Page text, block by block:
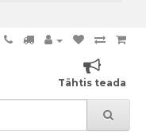
Tähtis teada